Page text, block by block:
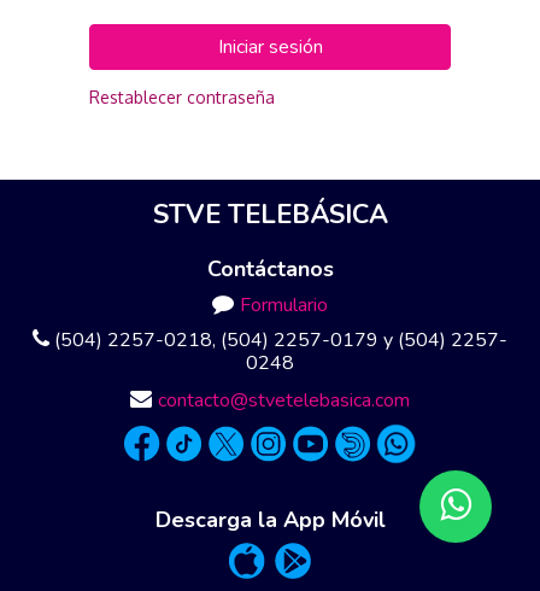
Iniciar sesión
Restablecer contraseña
STVE TELEBÁSICA
Contáctanos
Formulario
(504) 2257-0218, (504) 2257-0179 y (504) 2257-
0248
contacto@stvetelebasica.com
Descarga la App Móvil